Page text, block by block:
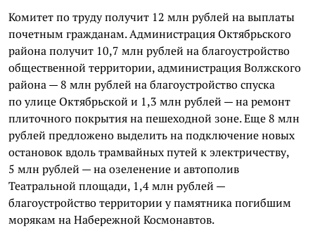
Комитет по труду получит 12 млн рублей на выплаты
почетным гражданам. Администрация Октябрьского
района получит 10,7 млн рублей на благоустройство
общественной территории, администрация Волжского
района — 8 млн рублей на благоустройство спуска
по улице Октябрьской и 1,3 млн рублей — на ремонт
плиточного покрытия на пешеходной зоне. Еще 8 млн
рублей предложено выделить на подключение новых
остановок вдоль трамвайных путей к электричеству,
5 млн рублей — на озеленение и автополив
Театральной площади, 1,4 млн рублей —
благоустройство территории у памятника погибшим
морякам на Набережной Космонавтов.